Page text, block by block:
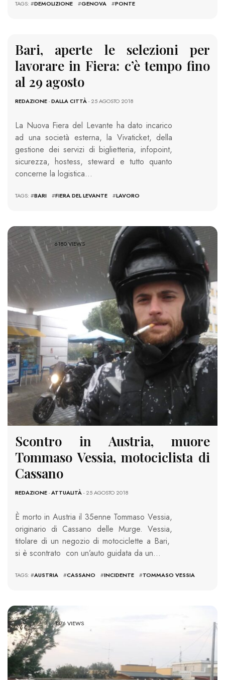
TAGS: #DEMOLIZIONE #GENOVA #PONTE
Bari, aperte le selezioni per
lavorare in Fiera: c’è tempo fino
al 29 agosto
REDAZIONE-DALLA CITTÀ- 25 AGOSTO 2018
La Nuova Fiera del Levante ha dato incarico
ad una società esterna, la Vivaticket, della
gestione dei servizi di biglietteria, infopoint,
sicurezza, hostess, steward e tutto quanto
concerne la logistica…
TAGS: #BARI #FIERA DEL LEVANTE #LAVORO
6180 VIEWS
Scontro in Austria, muore
Tommaso Vessia, motociclista di
Cassano
REDAZIONE-ATTUALITÀ- 25 AGOSTO 2018
È morto in Austria il 35enne Tommaso Vessia,
originario di Cassano delle Murge. Vessia,
titolare di un negozio di motociclette a Bari,
si è scontrato con un’auto guidata da un…
TAGS: #AUSTRIA #CASSANO #INCIDENTE #TOMMASO VESSIA
1376 VIEWS